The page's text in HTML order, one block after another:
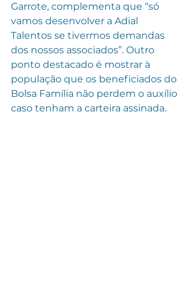
Garrote, complementa que “só
vamos desenvolver a Adial
Talentos se tivermos demandas
dos nossos associados”. Outro
ponto destacado é mostrar à
população que os beneficiados do
Bolsa Família não perdem o auxílio
caso tenham a carteira assinada.